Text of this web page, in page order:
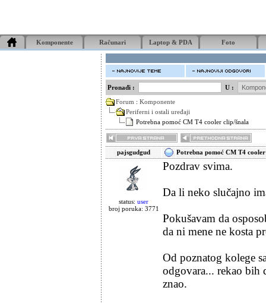
Komponente Računari Laptop & PDA Foto
Pronađi :
U :
Forum : Komponente
Periferni i ostali uređaji
Potrebna pomoć CM T4 cooler clip/šnala
pajsgudgud Potrebna pomoć CM T4
status: user
broj poruka: 3771
Pozdrav svima.
Da li neko slučajno
Pokušavam da
da ni mene ne kosta
Od poznatog kolege
odgovara... rekao bih
znao.